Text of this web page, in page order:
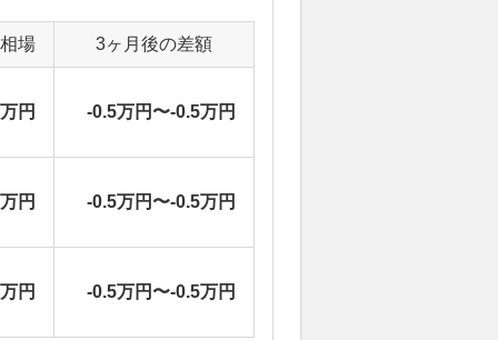
場 3ヶ月後の差額
円 -0.5万円〜-0.5万円
円 -0.5万円〜-0.5万円
円 -0.5万円〜-0.5万円